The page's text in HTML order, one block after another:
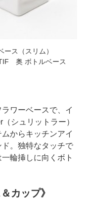
ース（スリム）
奥 ボトルベース
ワーベースで、イ
シュリットラー）
からキッチンアイ
。独特なタッチで
輪挿しに向くボト
カップ》